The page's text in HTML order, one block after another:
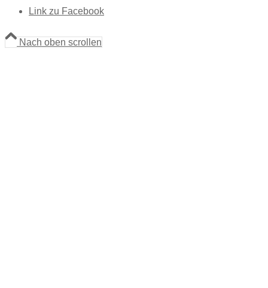
Link zu Facebook
Nach oben scrollen